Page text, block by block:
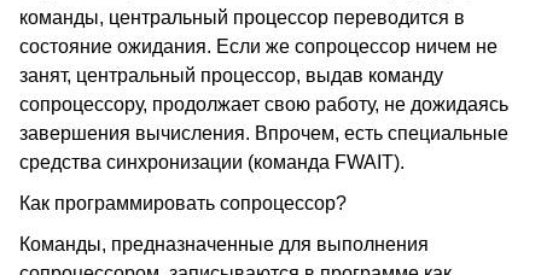
команды, центральный процессор переводится в
состояние ожидания. Если же сопроцессор ничем не
занят, центральный процессор, выдав команду
сопроцессору, продолжает свою работу, не дожидаясь
завершения вычисления. Впрочем, есть специальные
средства синхронизации (команда FWAIT).
Как программировать сопроцессор?
Команды, предназначенные для выполнения